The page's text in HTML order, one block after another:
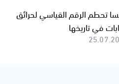
تحطم الرقم القياسي لحرائق
في تاريخها